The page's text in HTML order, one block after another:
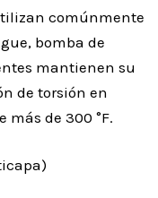
comúnmente
bomba de
mantienen su
de torsión en
de 300 °F.